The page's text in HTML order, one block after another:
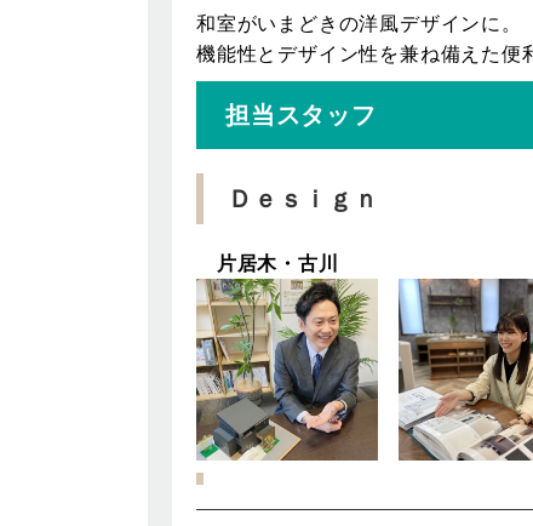
和室がいまどきの洋風デザインに。
機能性とデザイン性を兼ね備えた便
担当スタッフ
Ｄｅｓｉｇｎ
片居木・古川